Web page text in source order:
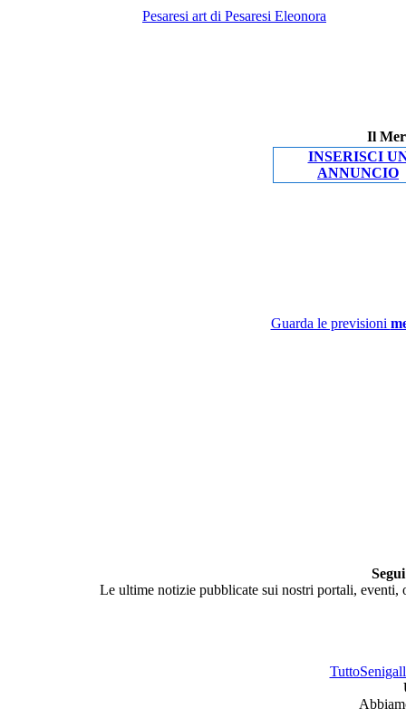
Pesaresi art di Pesaresi Eleonora
Il
INSERISCI
ANNUNCIO
Guarda le previsioni
Le ultime notizie pubblicate sui nostri portali,